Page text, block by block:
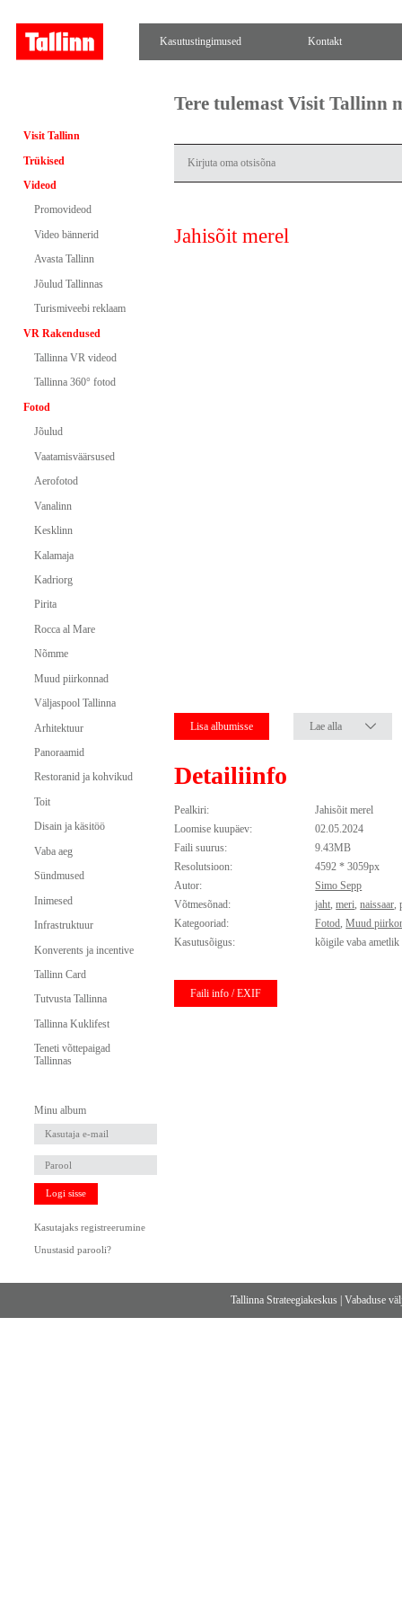
Kasutustingimused Kontakt
Visit Tallinn
Trükised
Videod
Promovideod
Video bännerid
Avasta Tallinn
Jõulud Tallinnas
Turismiveebi reklaam
VR Rakendused
Tallinna VR videod
Tallinna 360° fotod
Fotod
Jõulud
Vaatamisväärsused
Aerofotod
Vanalinn
Kesklinn
Kalamaja
Kadriorg
Pirita
Rocca al Mare
Nõmme
Muud piirkonnad
Väljaspool Tallinna
Arhitektuur
Panoraamid
Restoranid ja kohvikud
Toit
Disain ja käsitöö
Vaba aeg
Sündmused
Inimesed
Infrastruktuur
Konverents ja incentive
Tallinn Card
Tutvusta Tallinna
Tallinna Kuklifest
Teneti võttepaigad
Tallinnas
Minu album
Logi sisse
Kasutajaks registreerumine
Unustasid parooli?
Tere tulemast Visit Tallinn
Jahisõit merel
Lisa albumisse Lae alla
Detailiinfo
Pealkiri:
Jahisõit merel
Loomise kuupäev:
02.05.2024
Faili suurus:
9.43MB
Resolutsioon:
4592 * 3059px
Autor:
Simo Sepp
Võtmesõnad:
jaht,meri,naissaar,
Kategooriad:
Fotod,Muud
Kasutusõigus:
kõigile vaba
Faili info / EXIF
Tallinna Strateegiakeskus |Vabaduse